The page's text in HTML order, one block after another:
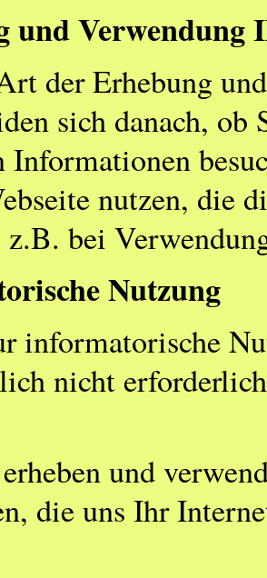
und Verwendung
der Erhebung
sich danach,
nutzen, die
bei
Nutzung
informatorische
nicht
und
die uns Ihr